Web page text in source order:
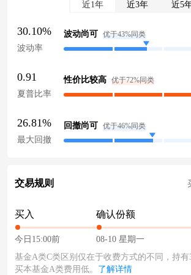
近1年 近3年 近5
30.10%
波动率
波动尚可 优于43%同类
0.91
夏普比率
性价比较高 优于72%同类
26.81%
最大回撤
回撤尚可 优于46%同类
交易规则
买入
今日15:00前
确认份额
08-10 星期一
基金A类C类区别仅在于收费方式的不同，持有
买本基金A类费用低。 了解详情